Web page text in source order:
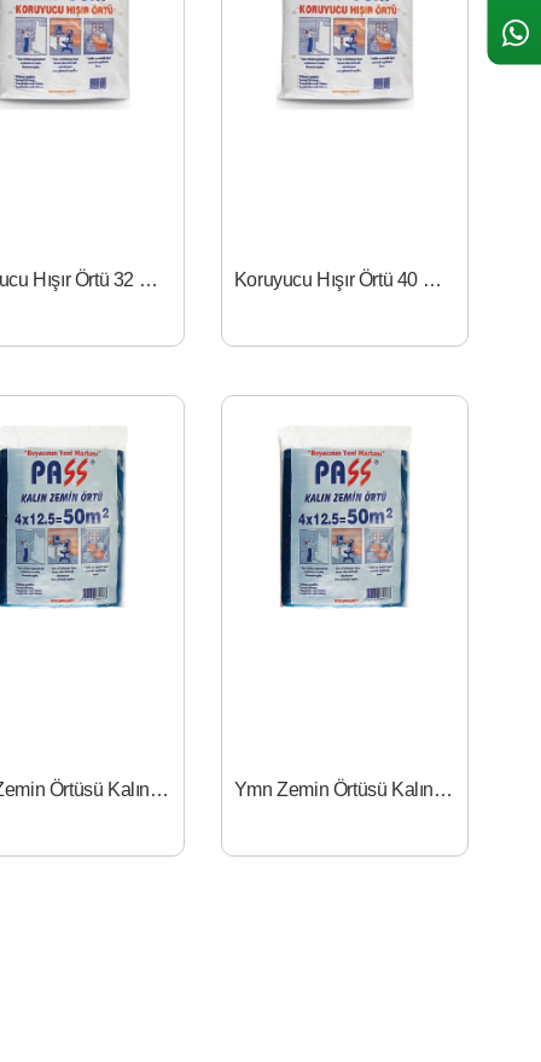
Koruyucu Hışır Örtü 32 mt- 4x8 Koruyucu Hışır Örtü 40 mt - 4x10
Ymn Zemin Örtüsü Kalın 20 mt - 4x5 Ymn Zemin Örtüsü Kalın 32 mt- 4x8